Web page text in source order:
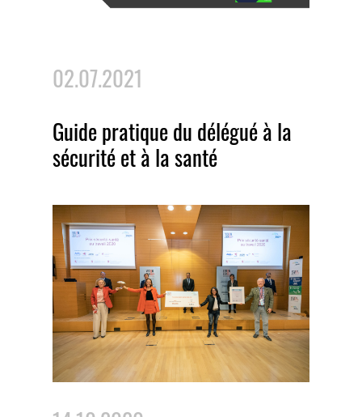
02.07.2021
Guide pratique du délégué à la
sécurité et à la santé